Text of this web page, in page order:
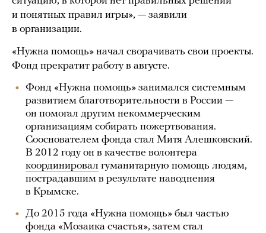
и понятных правил игры», — заявили
в организации.
«Нужна помощь» начал сворачивать свои проекты.
Фонд прекратит работу в августе.
Фонд «Нужна помощь» занимался системным
развитием благотворительности в России —
он помогал другим некоммерческим
организациям собирать пожертвования.
Сооснователем фонда стал Митя Алешковский.
В 2012 году он в качестве волонтера
координировал гуманитарную помощь людям,
пострадавшим в результате наводнения
в Крымске.
До 2015 года «Нужна помощь» был частью
фонда «Мозаика счастья», затем стал